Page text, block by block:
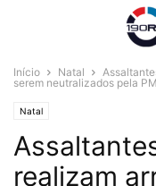
Início Natal
serem neutralizados pela
Natal
realizam